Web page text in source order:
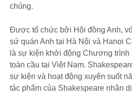
chúng.
Được tổ chức bởi Hội đồng Anh,
sứ quán Anh tại Hà Nội và Hanoi
là sự kiện khởi động Chương trình
toàn cầu tại Việt Nam.
sự kiện và hoạt động xuyên suốt
tác phẩm của Shakespeare nhân